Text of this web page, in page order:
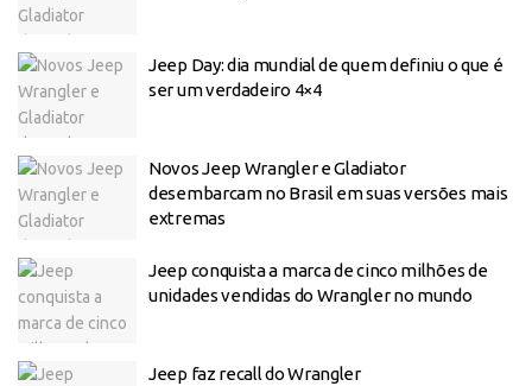
Jeep Day: dia mundial de quem definiu o que é
ser um verdadeiro 4×4
Novos Jeep Wrangler e Gladiator
desembarcam no Brasil em suas versões mais
extremas
Jeep conquista a marca de cinco milhões de
unidades vendidas do Wrangler no mundo
Jeep faz recall do Wrangler